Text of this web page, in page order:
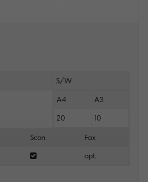
S/W
A4 A3
20 10
Scan Fax
opt.